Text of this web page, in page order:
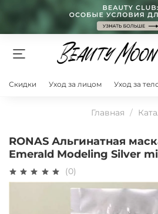
Скидки Уход за лицом Уход за
Главная
RONAS Альгинатная
Emerald Modeling Silver
(0)